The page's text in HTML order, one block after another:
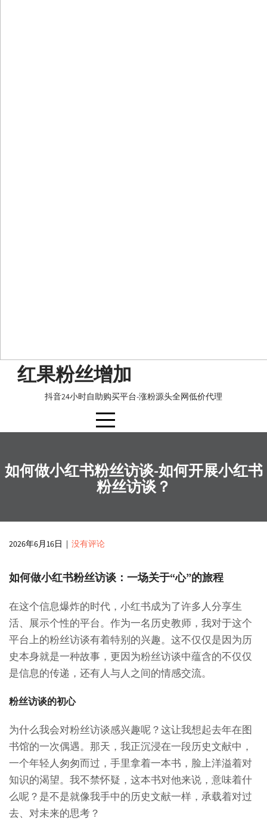
红果粉丝增加
抖音24小时自助购买平台-涨粉源头全网低价代理
如何做小红书粉丝访谈-如何开展小红书
粉丝访谈？
2026年6月16日 | 没有评论
如何做小红书粉丝访谈：一场关于“心”的旅程
在这个信息爆炸的时代，小红书成为了许多人分享生
活、展示个性的平台。作为一名历史教师，我对于这个
平台上的粉丝访谈有着特别的兴趣。这不仅仅是因为历
史本身就是一种故事，更因为粉丝访谈中蕴含的不仅仅
是信息的传递，还有人与人之间的情感交流。
粉丝访谈的初心
为什么我会对粉丝访谈感兴趣呢？这让我想起去年在图
书馆的一次偶遇。那天，我正沉浸在一段历史文献中，
一个年轻人匆匆而过，手里拿着一本书，脸上洋溢着对
知识的渴望。我不禁怀疑，这本书对他来说，意味着什
么呢？是不是就像我手中的历史文献一样，承载着对过
去、对未来的思考？